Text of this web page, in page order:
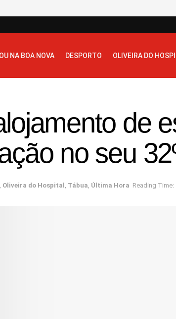
NA BOA NOVA DESPORTO OLIVEIRA DO
de
no seu
, Oliveira do Hospital , Tábua, Última Hora Reading Time: